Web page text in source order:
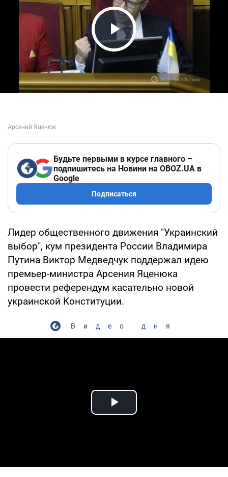
Play Video
Будьте первыми в курсе главного –
подпишитесь на Новини на OBOZ.UA в
Google
Подписаться
Лидер общественного движения "Украинский
выбор", кум президента России Владимира
Путина Виктор Медведчук поддержал идею
премьер-министра Арсения Яценюка
провести референдум касательно новой
украинской Конституции.
Видео дня
Play Video